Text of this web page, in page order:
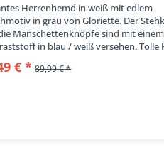
Herrenhemd in weiß mit edlem
in grau von Gloriette. Der
Manschettenknöpfe sind mit einem
in blau / weiß versehen. Tolle
runden das Gesamtbild ab.
€ * 89,99 € *